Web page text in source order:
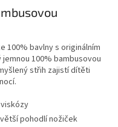
100% bavlny s originálním
100% bambusovou
střih zajistí dítěti
pohodlí nožiček